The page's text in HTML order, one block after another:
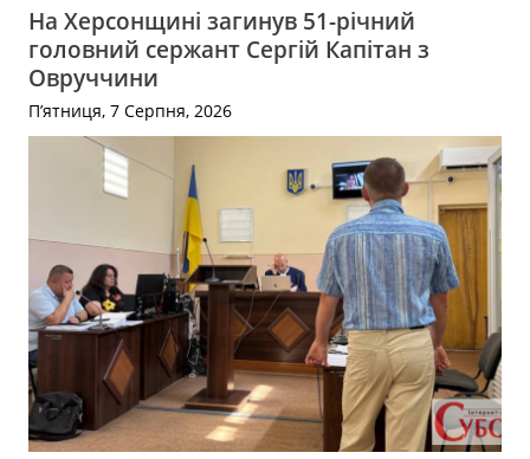
На Херсонщині загинув 51-річний
головний сержант Сергій Капітан з
Овруччини
П’ятниця, 7 Серпня, 2026